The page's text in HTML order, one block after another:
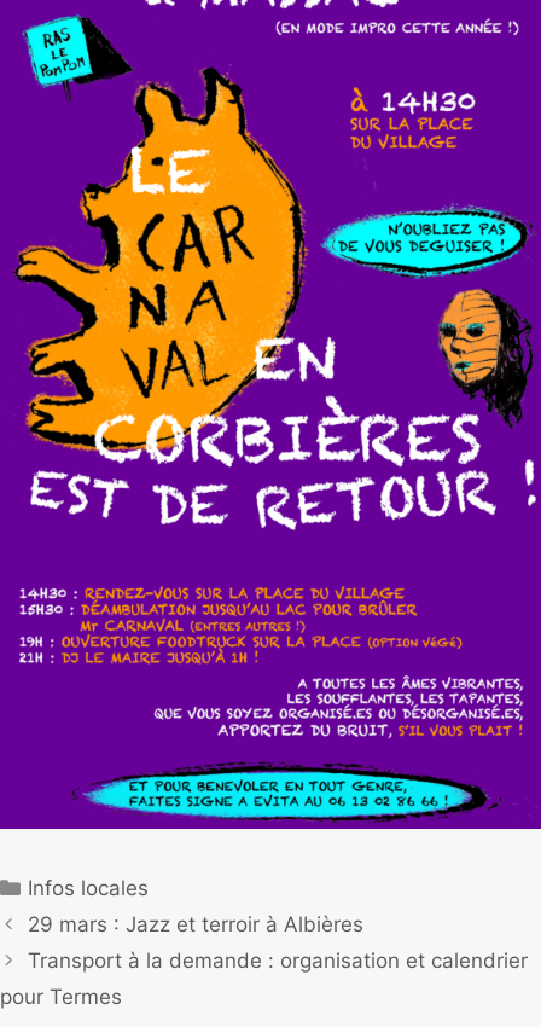
Infos locales
29 mars : Jazz et terroir à Albières
Transport à la demande : organisation et calendrier
pour Termes